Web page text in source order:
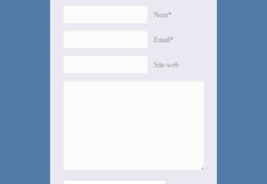
Nom*
Email*
Site-web